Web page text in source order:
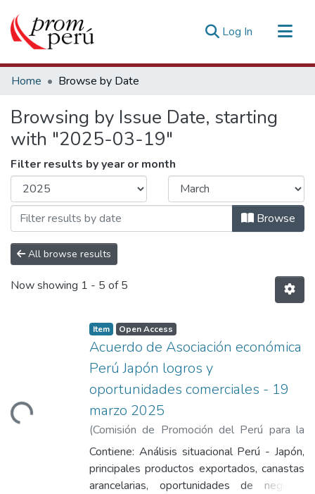
Log In (current)
Communities & Collections
Estadísticas Externas
Home Browse by Date
Browsing by Issue Date, starting
with "2025-03-19"
Filter results by year or month
Browse
All browse results
Now showing 1 - 5 of 5
Item Open Access
Acuerdo de Asociación económica
Perú Japón logros y
oportunidades comerciales - 19
marzo 2025
(Comisión de Promoción del Perú para la
Exportación y el Turismo, 2025-03-19)
Gutierrez, Claudia
Contiene: Análisis situacional Perú - Japón,
principales productos exportados, canastas
arancelarias, oportunidades de negocio,